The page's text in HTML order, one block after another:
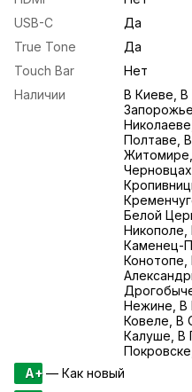
USB-С
Да
True Tone
Да
Touch Bar
Нет
Наличии
В Киеве,
Полтаве,
Белой
Каменец-
Конотопе,
Нежине, В
Ковеле, В
Калуше, В
A+— Как новый